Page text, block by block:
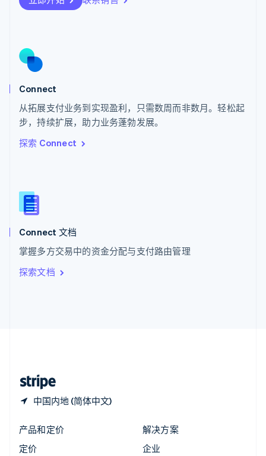
Connect
从拓展支付业务到实现盈利，只需数周而非数月。轻松起
步，持续扩展，助力业务蓬勃发展。
探索 Connect
Connect 文档
掌握多方交易中的资金分配与支付路由管理
探索文档
中国内地 (简体中文)
DeutschFrançais
English
斯洛文尼亚
泰国
ไทยEnglish
希腊
English
西班牙
新西兰
English
匈牙利
English
ItalianoEnglish
印度
English
产品和定价
定价
解决方案
企业